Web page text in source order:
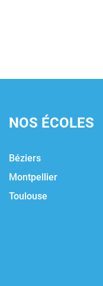
NOS ÉCOLES
Béziers
Montpellier
Toulouse